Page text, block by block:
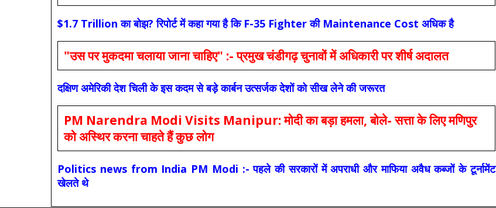
$1.7 Trillion का बोझ? रिपोर्ट में कहा गया है कि F-35 Fighter की Maintenance Cost अधिक है
"उस पर मुकदमा चलाया जाना चाहिए" :- प्रमुख चंडीगढ़ चुनावों में अधिकारी पर शीर्ष अदालत
दक्षिण अमेरिकी देश चिली के इस कदम से बड़े कार्बन उत्सर्जक देशों को सीख लेने की जरूरत
PM Narendra Modi Visits Manipur: मोदी का बड़ा हमला, बोले- सत्ता के लिए मणिपुर
को अस्थिर करना चाहते हैं कुछ लोग
Politics news from India PM Modi :- पहले की सरकारों में अपराधी और माफिया अवैध कब्जों के टूर्नामेंट
खेलते थे